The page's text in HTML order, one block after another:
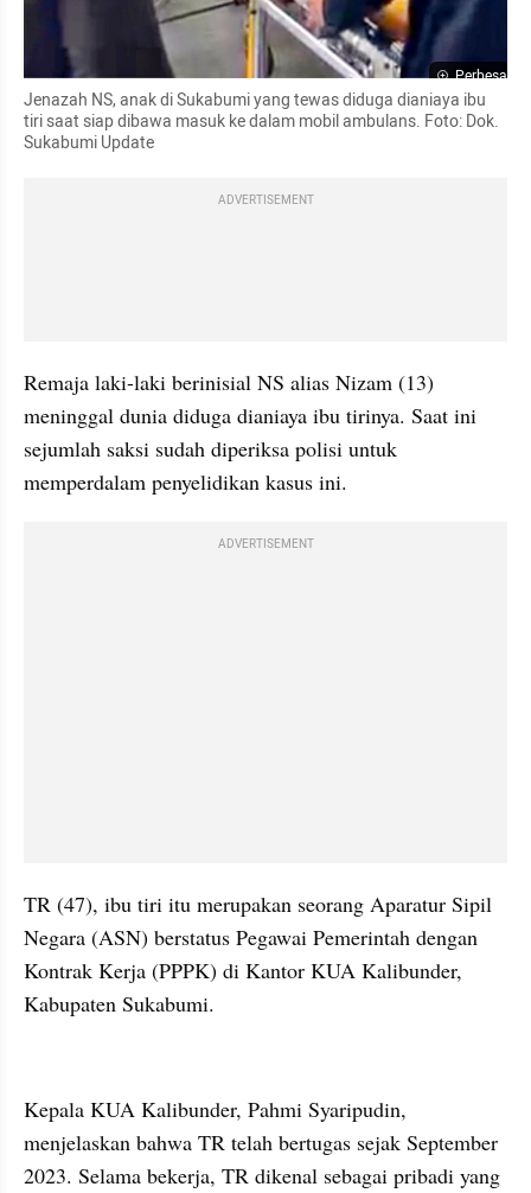
Perbesar
Jenazah NS, anak di Sukabumi yang tewas diduga dianiaya ibu
tiri saat siap dibawa masuk ke dalam mobil ambulans. Foto: Dok.
Sukabumi Update
ADVERTISEMENT
Remaja laki-laki berinisial NS alias Nizam (13)
meninggal dunia diduga dianiaya ibu tirinya. Saat ini
sejumlah saksi sudah diperiksa polisi untuk
memperdalam penyelidikan kasus ini.
ADVERTISEMENT
TR (47), ibu tiri itu merupakan seorang Aparatur Sipil
Negara (ASN) berstatus Pegawai Pemerintah dengan
Kontrak Kerja (PPPK) di Kantor KUA Kalibunder,
Kabupaten Sukabumi.
Kepala KUA Kalibunder, Pahmi Syaripudin,
menjelaskan bahwa TR telah bertugas sejak September
2023. Selama bekerja, TR dikenal sebagai pribadi yang